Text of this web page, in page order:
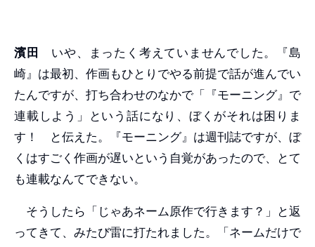
濱田
いや、まったく考えていませんでした。『島
崎』は最初、作画もひとりでやる前提で話が進んでい
たんですが、打ち合わせのなかで「『モーニング』で
連載しよう」という話になり、ぼくがそれは困りま
す！ と伝えた。『モーニング』は週刊誌ですが、ぼ
くはすごく作画が遅いという自覚があったので、とて
も連載なんてできない。
そうしたら「じゃあネーム原作で行きます？」と返
ってきて、みたび雷に打たれました。「ネームだけで